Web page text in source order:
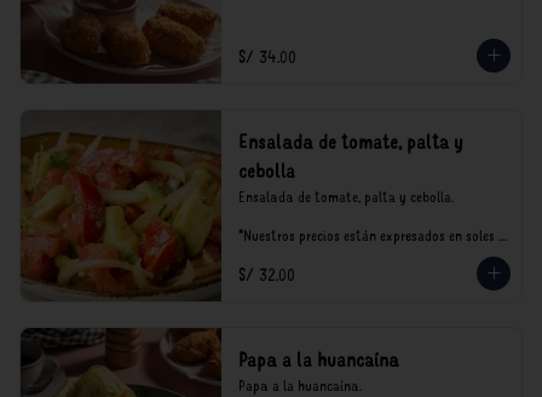
S/ 34.00
Ensalada de tomate, palta y
cebolla
Ensalada de tomate, palta y cebolla.
*Nuestros precios están expresados en soles e
consumo.
S/ 32.00
Papa a la huancaína
Papa a la huancaína.